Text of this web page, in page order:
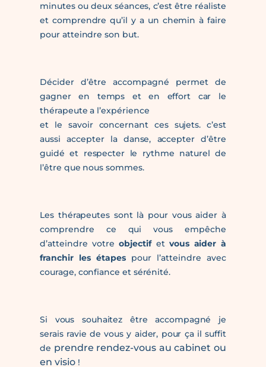
minutes ou deux séances, c’est être réaliste
et comprendre qu’il y a un chemin à faire
pour atteindre son but.
Décider d’être accompagné permet de
gagner en temps et en effort car le
thérapeute a l’expérience
et le savoir concernant ces sujets. c’est
aussi accepter la danse, accepter d’être
guidé et respecter le rythme naturel de
l’être que nous sommes.
Les thérapeutes sont là pour vous aider à
comprendre ce qui vous empêche
d’atteindre votreobjectifetvous aider à
franchir les étapespour l’atteindre avec
courage, confiance et sérénité.
Si vous souhaitez être accompagné je
serais ravie de vous y aider, pour ça il suffit
de prendre rendez-vous au cabinet ou
en visio!